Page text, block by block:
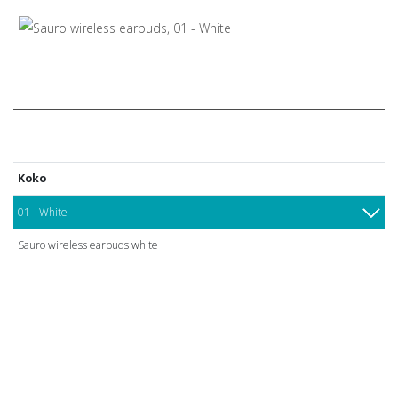
Koko
01 - White
Sauro wireless earbuds white